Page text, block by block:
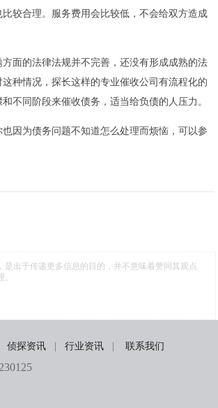
较合理。服务费用会比较低，不会给双方造成
面的法律法规并不完善，还没有形成成熟的法
种情况，探长这样的专业催收公司有流程化的
不同阶段来催收债务，适当给负债的人压力。
因为债务问题不知道怎么处理而烦恼，可以参
出于传递更多信息的目的，并不意味着赞同其观点
侦探资讯 行业资讯 联系我们